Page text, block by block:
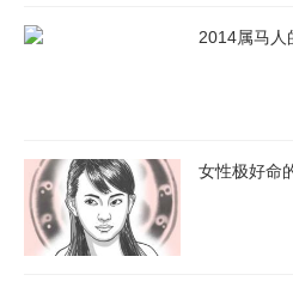
2014属马人
女性极好命